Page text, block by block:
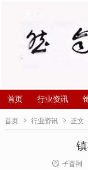
首页 行业资讯
首页  行业资讯  正文
 子晋祠